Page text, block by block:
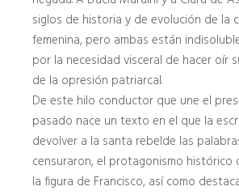
siglos de historia y de evolución de la
femenina, pero ambas están
por la necesidad visceral de hacer oír
de la opresión patriarcal.
De este hilo conductor que une el
pasado nace un texto en el que la
devolver a la santa rebelde las
censuraron, el protagonismo histórico
la figura de Francisco, así como